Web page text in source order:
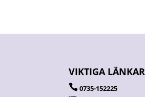
VIKTIGA LÄNKAR
 0735-152225